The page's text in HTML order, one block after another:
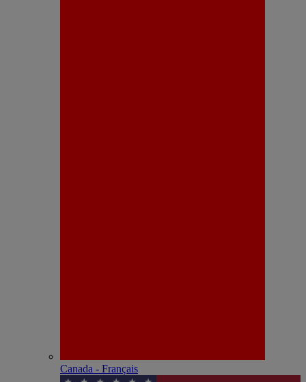
Canada - Français